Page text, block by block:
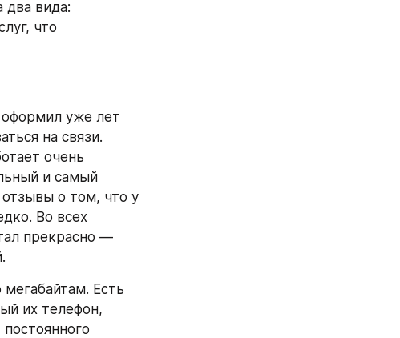
два вида:
что
уже лет
на связи.
очень
и самый
о том, что у
Во всех
прекрасно —
Есть
их телефон,